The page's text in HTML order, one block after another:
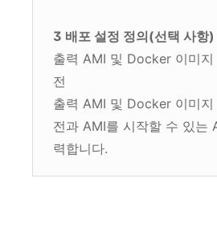
3 배포 설정 정의(선택 사항)
출력 AMI 및 Docker 이미지
전
출력 AMI 및 Docker 이미지
전과 AMI를 시작할 수 있는
력합니다.